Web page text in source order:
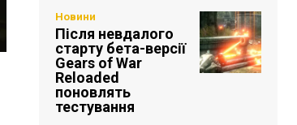
Новини
Після невдалого
старту бета-версії
Gears of War
Reloaded
поновлять
тестування